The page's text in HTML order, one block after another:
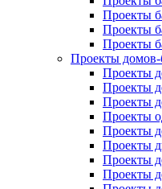
Проекты
Проекты
Проекты
Проекты домов-
Проекты
Проекты
Проекты
Проекты
Проекты
Проекты
Проекты
Проекты